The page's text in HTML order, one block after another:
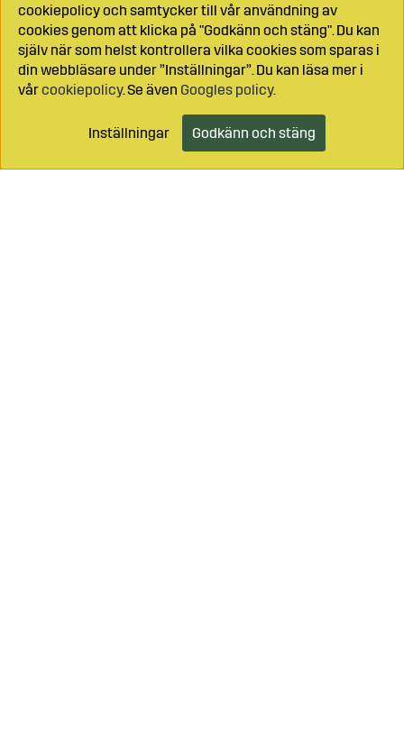
Lägg i kundvagnen
cookiepolicy och samtycker till vår användning av
cookies genom att klicka på "Godkänn och stäng". Du kan
själv när som helst kontrollera vilka cookies som sparas i
din webbläsare under ”Inställningar”. Du kan läsa mer i
vårcookiepolicy. Se även Googles policy.
Inställningar Godkänn och stäng